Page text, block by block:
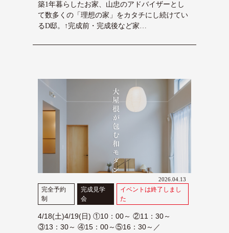
築1年暮らしたお家、山忠のアドバイザーとし
て数多くの「理想の家」をカタチにし続けてい
るD邸。↑完成前・完成後など家…
2026.04.13
完全予約
制
完成見学
会
イベントは終了しまし
た
4/18(土)4/19(日) ①10：00～ ②11：30～
③13：30～ ④15：00～⑤16：30～／